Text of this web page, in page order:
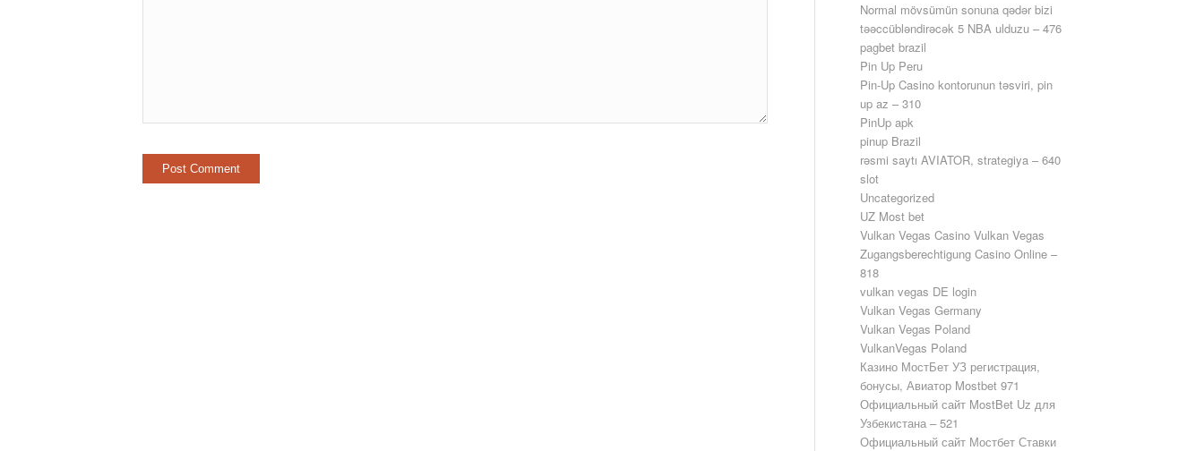
Normal mövsümün sonuna qədər bizi
təəccübləndirəcək 5 NBA ulduzu – 476
pagbet brazil
Pin Up Peru
Pin-Up Casino kontorunun təsviri, pin
up az – 310
PinUp apk
pinup Brazil
rəsmi saytı AVIATOR, strategiya – 640
slot
Uncategorized
UZ Most bet
Vulkan Vegas Casino Vulkan Vegas
Zugangsberechtigung Casino Online –
818
vulkan vegas DE login
Vulkan Vegas Germany
Vulkan Vegas Poland
VulkanVegas Poland
Казино МостБет УЗ регистрация,
бонусы, Авиатор Mostbet 971
Официальный сайт MostBet Uz для
Узбекистана – 521
Официальный сайт Мостбет Ставки